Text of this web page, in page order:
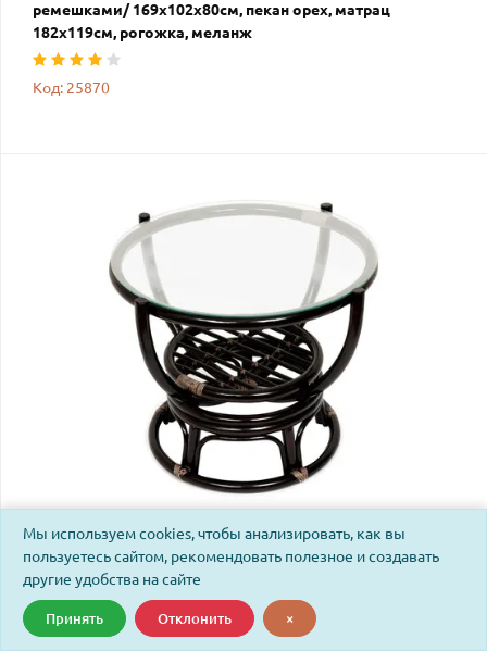
ремешками/ 169х102х80см, пекан орех, матрац
182х119см, рогожка, меланж
Код: 25870
Стол журнальный со стеклом Беноа/Benoa 5005
античный черно-коричневый
Код: 2633
Мы используем cookies, чтобы анализировать, как вы
пользуетесь сайтом, рекомендовать полезное и создавать
другие удобства на сайте
Принять Отклонить ×